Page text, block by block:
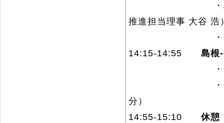
・島根大学側
推進担当理事 大谷 浩
・寧夏大
14:15-14:55 島根
・趣旨説明
・参加五大学
分）
14:55-15:10 休憩